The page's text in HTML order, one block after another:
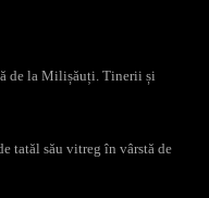
de la Milișăuți. Tinerii și
tatăl său vitreg în vârstă de